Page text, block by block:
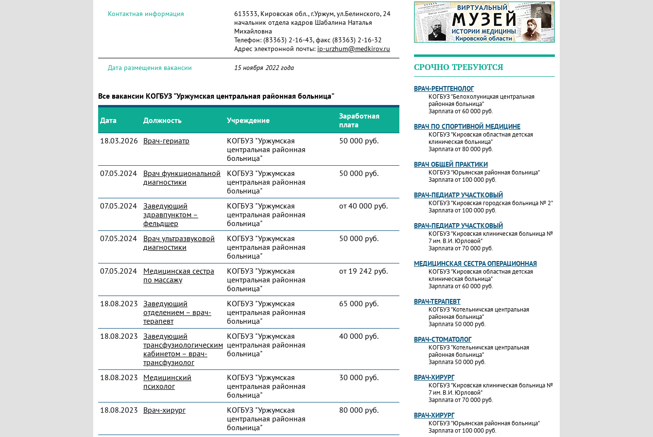
Контактная информация
613533, Кировская обл., г.Уржум, ул.Белинского, 24
начальник отдела кадров Шабалина Наталья
Михайловна
Телефон: (83363) 2-16-43, факс (83363) 2-16-32
Адрес электронной почты: ip-urzhum@medkirov.ru
Дата размещения вакансии 15 ноября 2022 года
Все вакансии КОГБУЗ "Уржумская центральная районная больница"
Дата Должность Учреждение
Заработная
плата
18.03.2026
Врач-гериатр
КОГБУЗ "Уржумская
центральная районная
больница"
50 000 руб.
07.05.2024
Врач функциональной
диагностики
КОГБУЗ "Уржумская
центральная районная
больница"
50 000 руб.
07.05.2024
Заведующий
здравпунктом –
фельдшер
КОГБУЗ "Уржумская
центральная районная
больница"
от 40 000 руб.
07.05.2024
Врач ультразвуковой
диагностики
КОГБУЗ "Уржумская
центральная районная
больница"
50 000 руб.
07.05.2024
Медицинская сестра
по массажу
КОГБУЗ "Уржумская
центральная районная
больница"
от 19 242 руб.
18.08.2023 Заведующий
отделением – врач-
терапевт
КОГБУЗ "Уржумская
центральная районная
больница"
65 000 руб.
18.08.2023 Заведующий
трансфузиологическим
кабинетом – врач-
трансфузиолог
КОГБУЗ "Уржумская
центральная районная
больница"
40 000 руб.
18.08.2023
Медицинский
психолог
КОГБУЗ "Уржумская
центральная районная
больница"
30 000 руб.
18.08.2023 Врач-хирург
КОГБУЗ "Уржумская
центральная районная
больница"
80 000 руб.
СРОЧНО ТРЕБУЮТСЯ
ВРАЧ-РЕНТГЕНОЛОГ
КОГБУЗ "Белохолуницкая центральная
районная больница"
Зарплата от 60 000 руб.
ВРАЧ ПО СПОРТИВНОЙ МЕДИЦИНЕ
КОГБУЗ "Кировская областная детская
клиническая больница"
Зарплата от 80 000 руб.
ВРАЧ ОБЩЕЙ ПРАКТИКИ
КОГБУЗ "Юрьянская районная больница"
Зарплата от 100 000 руб.
ВРАЧ-ПЕДИАТР УЧАСТКОВЫЙ
КОГБУЗ "Кировская городская больница № 2"
Зарплата от 100 000 руб.
ВРАЧ-ПЕДИАТР УЧАСТКОВЫЙ
КОГБУЗ "Кировская клиническая больница №
7 им. В.И. Юрловой"
Зарплата от 70 000 руб.
МЕДИЦИНСКАЯ СЕСТРА ОПЕРАЦИОННАЯ
КОГБУЗ "Кировская областная детская
клиническая больница"
Зарплата от 60 000 руб.
ВРАЧ-ТЕРАПЕВТ
КОГБУЗ "Котельничская центральная
районная больница"
Зарплата 50 000 руб.
ВРАЧ-СТОМАТОЛОГ
КОГБУЗ "Котельничская центральная
районная больница"
Зарплата 50 000 руб.
ВРАЧ-ХИРУРГ
КОГБУЗ "Кировская клиническая больница №
7 им. В.И. Юрловой"
Зарплата от 70 000 руб.
ВРАЧ-ХИРУРГ
КОГБУЗ "Юрьянская районная больница"
Зарплата от 100 000 руб.